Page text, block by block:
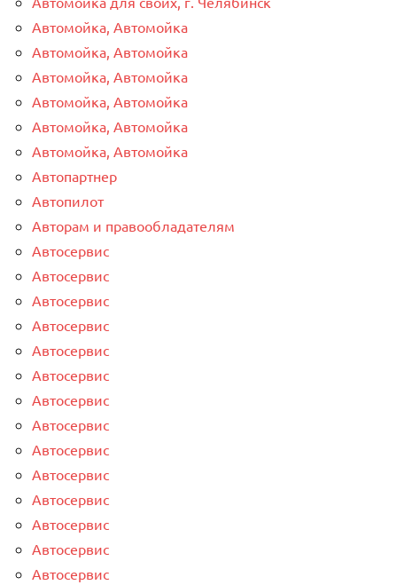
Автомойка, Автомойка
Автомойка, Автомойка
Автомойка, Автомойка
Автомойка, Автомойка
Автомойка, Автомойка
Автомойка, Автомойка
Автопартнер
Автопилот
Авторам и правообладателям
Автосервис
Автосервис
Автосервис
Автосервис
Автосервис
Автосервис
Автосервис
Автосервис
Автосервис
Автосервис
Автосервис
Автосервис
Автосервис
Автосервис